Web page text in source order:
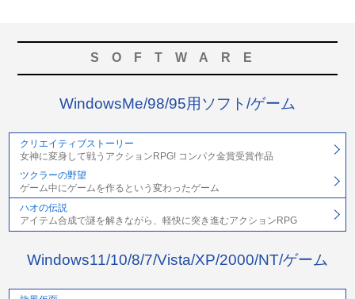
SOFTWARE
WindowsMe/98/95用ソフト/ゲーム
クリエイティブストーリー
女神に変身して戦うアクションRPG! コンパク金賞受賞作品
ツクラーの野望
ゲーム中にゲームを作るという変わったゲーム
ハオの伝説
アイテム合成で謎を解きながら、軽快に突き進むアクションRPG
Windows11/10/8/7/Vista/XP/2000/NT/ゲーム